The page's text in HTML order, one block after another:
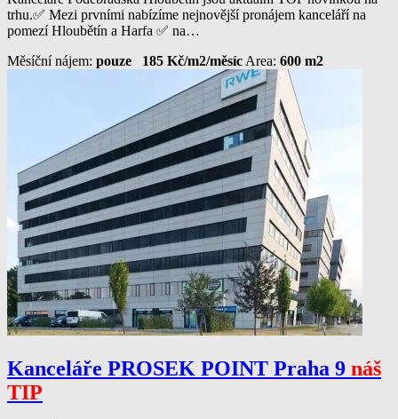
trhu.✅ Mezi prvními nabízíme nejnovější pronájem kanceláří na
pomezí Hloubětín a Harfa ✅ na…
Měsíční nájem: pouze 185 Kč/m2/měsíc Area: 600 m2
Kanceláře PROSEK POINT Praha 9 náš
TIP